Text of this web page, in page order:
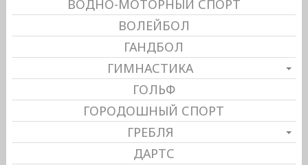
ВОДНО-МОТОРНЫЙ СПОРТ
ВОЛЕЙБОЛ
ГАНДБОЛ
ГИМНАСТИКА
ГОЛЬФ
ГОРОДОШНЫЙ СПОРТ
ГРЕБЛЯ
ДАРТС